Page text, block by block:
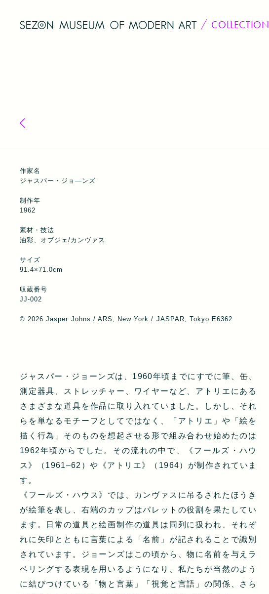
COLLECTION
コレクション一覧へ戻る
作家名
ジャスパー・ジョ―ンズ
制作年
1962
素材・技法
油彩、オブジェ/カンヴァス
サイズ
91.4×71.0cm
収蔵番号
JJ-002
© 2026 Jasper Johns / ARS, New York / JASPAR, Tokyo E6362
ジャスパー・ジョーンズは、1960年頃までにすでに筆、缶、
測定器具、ストレッチャー、ワイヤーなど、アトリエにある
さまざまな道具を作品に取り入れていました。しかし、それ
らを単なるモチーフとしてではなく、「アトリエ」や「絵を
描く行為」そのものを想起させる形で組み合わせ始めたのは
1962年頃からでした。その流れの中で、《フールズ・ハウ
ス》（1961–62）や《アトリエ》（1964）が制作されていま
す。
《フールズ・ハウス》では、カンヴァスに吊るされたほうき
が絵筆を表し、右端のカップはパレットの役割を果たしてい
ます。日常の道具と絵画制作の道具は同列に扱われ、それぞ
れに矢印とともに言葉による「名前」が記されることで識別
されています。ジョーンズはこの頃から、物に名前を与えラ
ベリングする表現を用いるようになり、私たちが当然のよう
に結びつけている「物と言葉」「視覚と言語」の関係、さら